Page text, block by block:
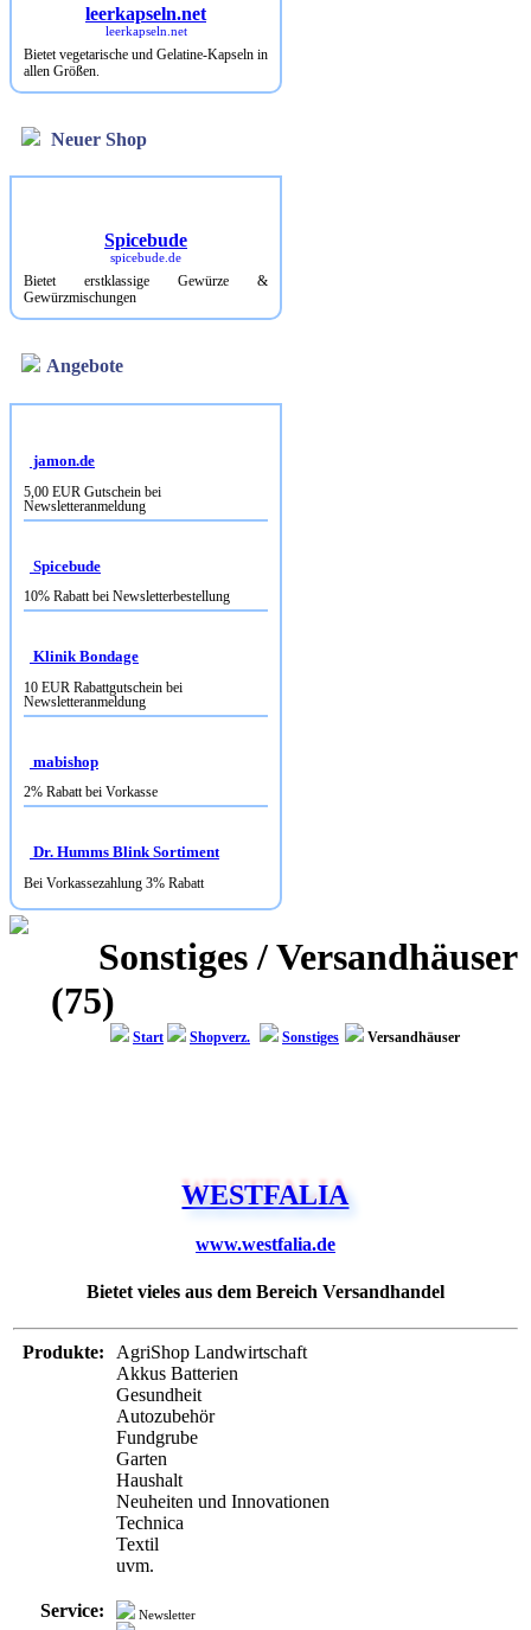
leerkapseln.net
Bietet vegetarische und Gelatine-Kapseln in
allen Größen.
Bietet erstklassige Gewürze &
Gewürzmischungen
5,00 EUR Gutschein bei
Newsletteranmeldung
Spicebude
Klinik Bondage
Newsletteranmeldung
mabishop
Dr. Humms Blink Sortiment
Sonstiges / Versandhäuser
(75)
Shopverz.
Bietet vieles aus dem Bereich Versandhandel
AgriShop Landwirtschaft
Akkus Batterien
Gesundheit
Fundgrube
Garten
Haushalt
Neuheiten und Innovationen
Technica
Textil
uvm.
Newsletter
Verschlüsselung